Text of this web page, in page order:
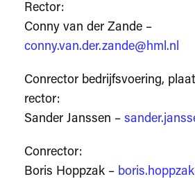
Rector:
Conny van der Zande –
conny.van.der.zande@hml.nl
Conrector bedrijfsvoering,
rector:
Sander Janssen –
Conrector:
Boris Hoppzak –